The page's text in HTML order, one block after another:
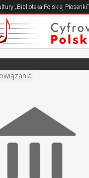
„Biblioteka Polskiej Piosenki”